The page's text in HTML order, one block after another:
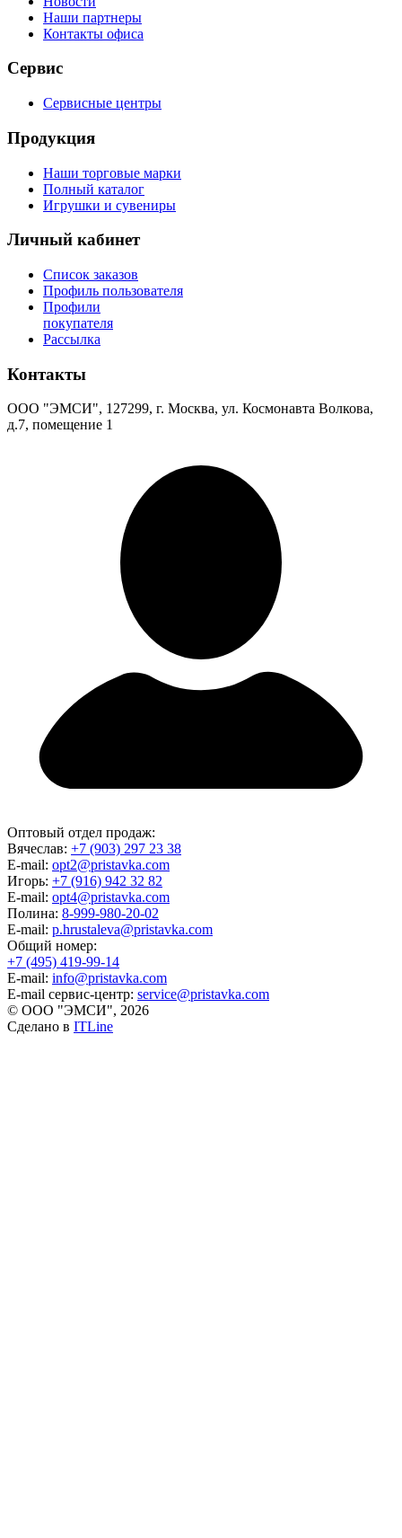
Наши партнеры
Контакты офиса
Сервис
Сервисные центры
Продукция
Наши торговые марки
Полный каталог
Игрушки и сувениры
Личный кабинет
Список заказов
Профиль пользователя
Профили
покупателя
Рассылка
Контакты
ООО "ЭМСИ", 127299, г. Москва, ул. Космонавта Волкова,
д.7, помещение 1
Оптовый отдел продаж:
Вячеслав: +7 (903) 297 23 38
E-mail: opt2@pristavka.com
Игорь: +7 (916) 942 32 82
E-mail: opt4@pristavka.com
Полина: 8-999-980-20-02
E-mail: p.hrustaleva@pristavka.com
Общий номер:
+7 (495) 419-99-14
E-mail: info@pristavka.com
E-mail сервис-центр: service@pristavka.com
© ООО "ЭМСИ", 2026
Сделано в ITLine